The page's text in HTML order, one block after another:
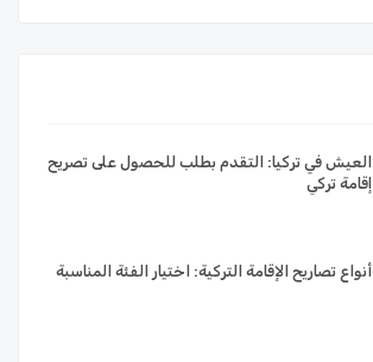
العيش في تركيا: التقدم بطلب للحصول على تصريح
إقامة تركي
أنواع تصاريح الإقامة التركية: اختيار الفئة المناسبة